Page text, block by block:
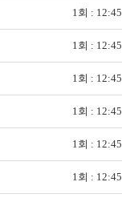
1회 : 12:45
1회 : 12:45
1회 : 12:45
1회 : 12:45
1회 : 12:45
1회 : 12:45